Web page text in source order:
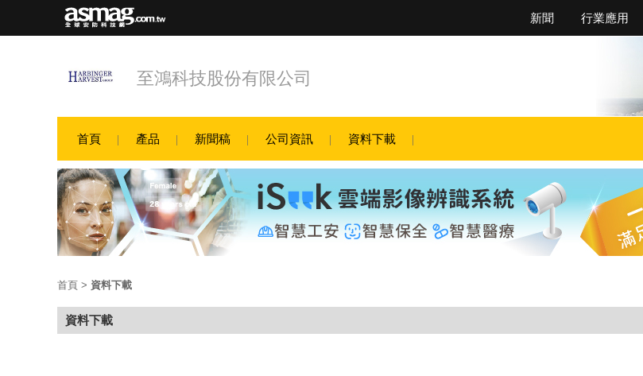
新聞 行業應用
至鴻科技股份有限公司
首頁 產品 新聞稿 公司資訊 資料下載
首頁 > 資料下載
資料下載